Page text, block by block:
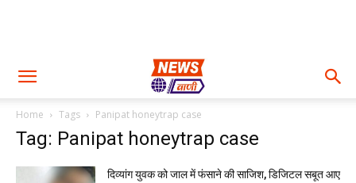
Home Tags Panipat honeytrap case
Tag: Panipat honeytrap case
दिव्यांग युवक को जाल में फंसाने की साजिश, डिजिटल सबूत आए